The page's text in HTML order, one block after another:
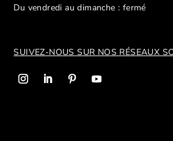
Du vendredi au dimanche : fermé
SUIVEZ-NOUS SUR NOS RÉSEAUX